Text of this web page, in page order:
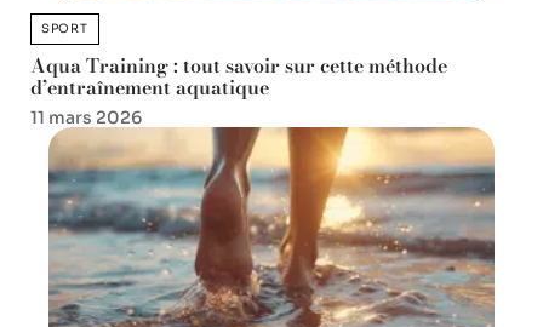
SPORT
Aqua Training : tout savoir sur cette méthode
d’entraînement aquatique
11 mars 2026